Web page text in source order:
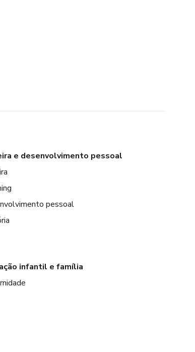
e desenvolvimento pessoal
pessoal
infantil e família